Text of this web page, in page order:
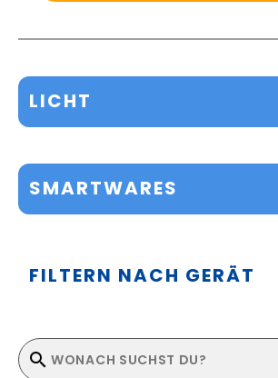
LICHT
SMARTWARES
FILTERN NACH GERÄT